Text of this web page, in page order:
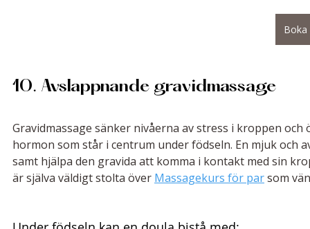
Boka
10. Avslappnande gravidmassage
Gravidmassage sänker nivåerna av stress i kroppen
hormon som står i centrum under födseln. En mjuk
samt hjälpa den gravida att komma i kontakt med sin
är själva väldigt stolta över Massagekurs för par som